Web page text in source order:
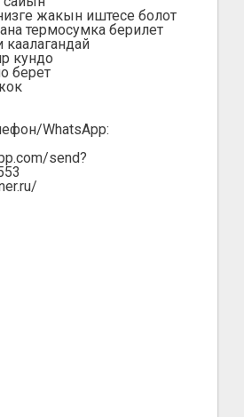
жакын иштесе болот
термосумка берилет
кундо
берет
WhatsApp:
send?